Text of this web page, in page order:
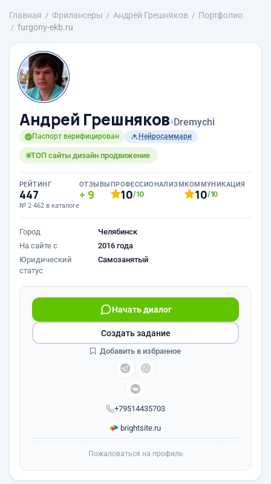
Главная Фрилансеры Андрей Грешняков
Портфолио
furgony-ekb.ru
Андрей Грешняков›Dremychi
Паспорт верифицирован Нейросаммари
ТОП сайты дизайн продвижение
РЕЙТИНГ
447
№ 2 462 в каталоге
ОТЗЫВЫ
9
ПРОФЕССИОНАЛИЗМ
10/10
КОММУНИКАЦИЯ
10/10
Город
Челябинск
На сайте с
2016 года
Юридический
статус
Самозанятый
+79514435703
Начать диалог
brightsite.ru
Создать задание
Добавить в избранное
Пожаловаться на профиль